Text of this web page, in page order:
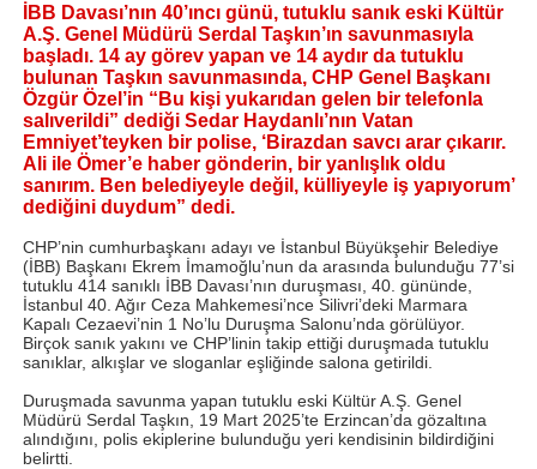
İBB Davası’nın 40’ıncı günü, tutuklu sanık eski Kültür
A.Ş. Genel Müdürü Serdal Taşkın’ın savunmasıyla
başladı. 14 ay görev yapan ve 14 aydır da tutuklu
bulunan Taşkın savunmasında, CHP Genel Başkanı
Özgür Özel’in “Bu kişi yukarıdan gelen bir telefonla
salıverildi” dediği Sedar Haydanlı’nın Vatan
Emniyet’teyken bir polise, ‘Birazdan savcı arar çıkarır.
Ali ile Ömer’e haber gönderin, bir yanlışlık oldu
sanırım. Ben belediyeyle değil, külliyeyle iş yapıyorum’
dediğini duydum” dedi.
CHP’nin cumhurbaşkanı adayı ve İstanbul Büyükşehir Belediye
(İBB) Başkanı Ekrem İmamoğlu’nun da arasında bulunduğu 77’si
tutuklu 414 sanıklı İBB Davası’nın duruşması, 40. gününde,
İstanbul 40. Ağır Ceza Mahkemesi’nce Silivri’deki Marmara
Kapalı Cezaevi’nin 1 No’lu Duruşma Salonu’nda görülüyor.
Birçok sanık yakını ve CHP’linin takip ettiği duruşmada tutuklu
sanıklar, alkışlar ve sloganlar eşliğinde salona getirildi.
Duruşmada savunma yapan tutuklu eski Kültür A.Ş. Genel
Müdürü Serdal Taşkın, 19 Mart 2025’te Erzincan’da gözaltına
alındığını, polis ekiplerine bulunduğu yeri kendisinin bildirdiğini
belirtti.